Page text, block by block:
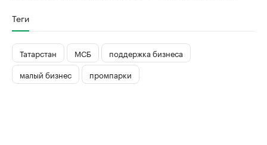
Теги
Татарстан МСБ
поддержка бизнеса
малый бизнес
промпарки